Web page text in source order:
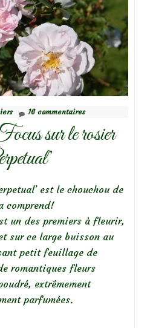
Focus
sur
le
rosier
Pénélope
16 commentaires
sur le rosier
est le chouchou de
comprend!
un des premiers à fleurir,
sur ce large buisson au
petit feuillage de
romantiques fleurs
extrêmement
parfumées.